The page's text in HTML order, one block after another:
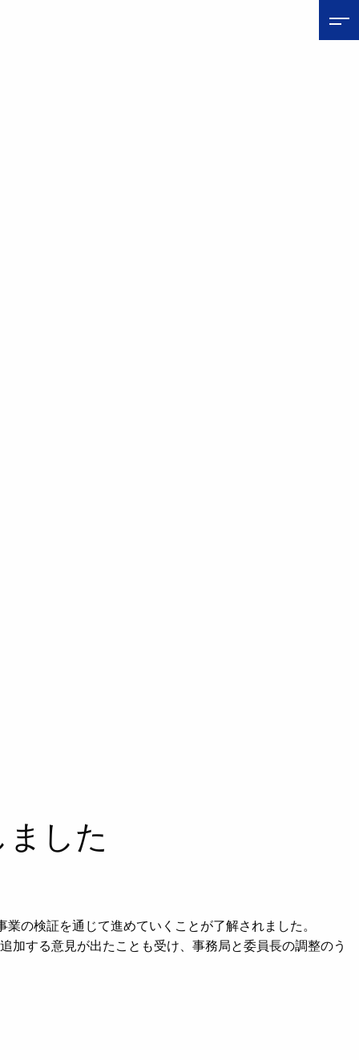
した
の検証を通じて進めていくことが了解されました。
する意見が出たことも受け、事務局と委員長の調整のう